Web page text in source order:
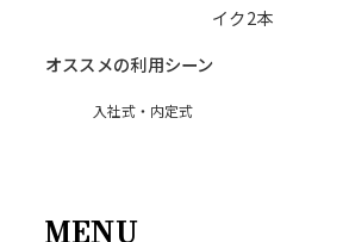
イク2本
オススメの利用シーン
入社式・内定式